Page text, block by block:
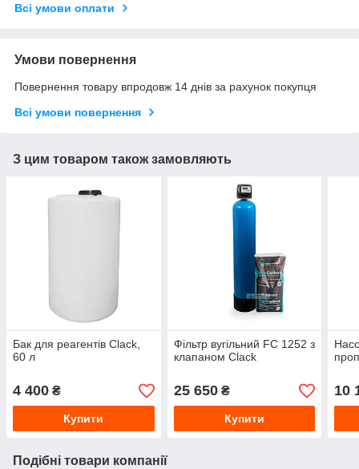
Всі умови оплати
Умови повернення
Повернення товару впродовж 14 днів за рахунок покупця
Всі умови повернення
З цим товаром також замовляють
Бак для реагентів Clack,
60 л
4 400 ₴
Купити
Фільтр вугільний FC 1252 з
клапаном Clack
25 650₴
Купити
10
Подібні товари компанії